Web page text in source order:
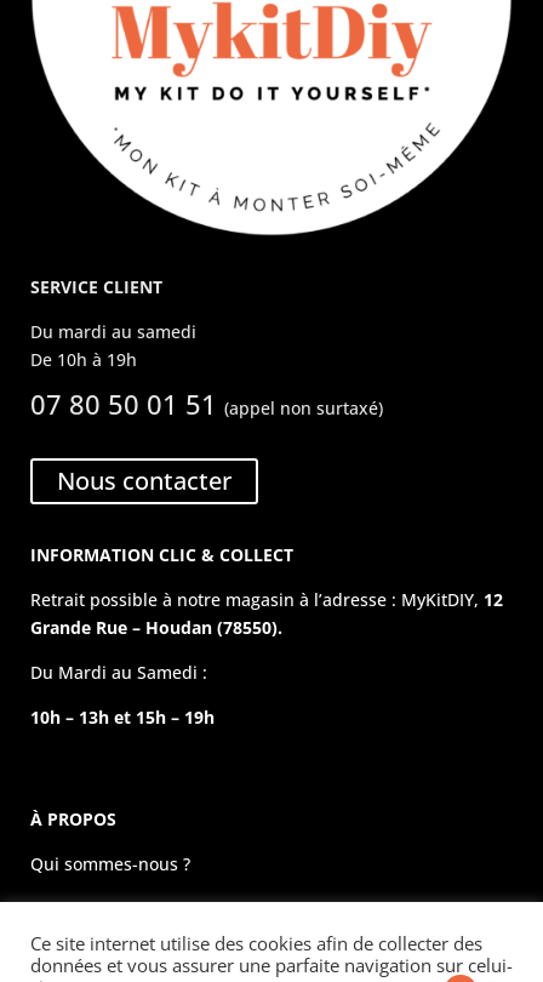
SERVICE CLIENT
Du mardi au samedi
De 10h à 19h
07 80 50 01 51(appel non surtaxé)
Nous contacter
INFORMATION CLIC & COLLECT
Retrait possible à notre magasin à l’adresse : MyKitDIY, 12
Grande Rue – Houdan (78550).
Du Mardi au Samedi :
10h – 13h et 15h – 19h
À PROPOS
Qui sommes-nous ?
La boutique physique
Évènements
Ce site internet utilise des cookies afin de collecter des
données et vous assurer une parfaite navigation sur celui-